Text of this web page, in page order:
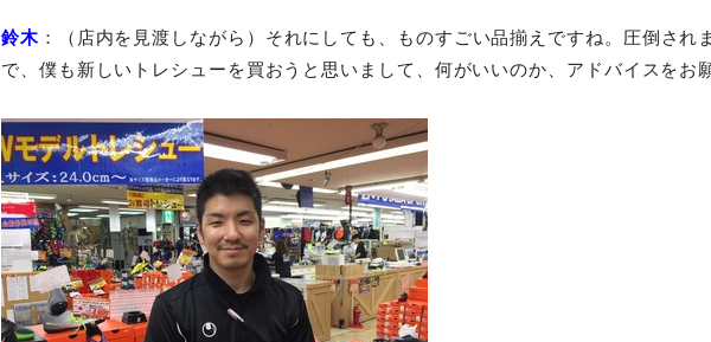
鈴木：（店内を見渡しながら）それにしても、ものすごい品揃えですね。圧倒され
で、僕も新しいトレシューを買おうと思いまして、何がいいのか、アドバイスをお